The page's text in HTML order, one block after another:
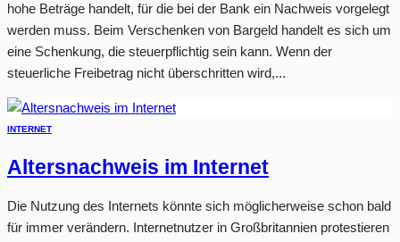
hohe Beträge handelt, für die bei der Bank ein Nachweis vorgelegt
werden muss. Beim Verschenken von Bargeld handelt es sich um
eine Schenkung, die steuerpflichtig sein kann. Wenn der
steuerliche Freibetrag nicht überschritten wird,...
INTERNET
Altersnachweis im Internet
Die Nutzung des Internets könnte sich möglicherweise schon bald
für immer verändern. Internetnutzer in Großbritannien protestieren